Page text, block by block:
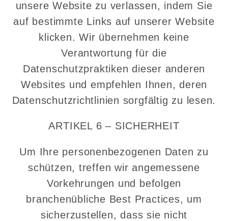
unsere Website zu verlassen, indem Sie
auf bestimmte Links auf unserer Website
klicken. Wir übernehmen keine
Verantwortung für die
Datenschutzpraktiken dieser anderen
Websites und empfehlen Ihnen, deren
Datenschutzrichtlinien sorgfältig zu lesen.
ARTIKEL 6 – SICHERHEIT
Um Ihre personenbezogenen Daten zu
schützen, treffen wir angemessene
Vorkehrungen und befolgen
branchenübliche Best Practices, um
sicherzustellen, dass sie nicht